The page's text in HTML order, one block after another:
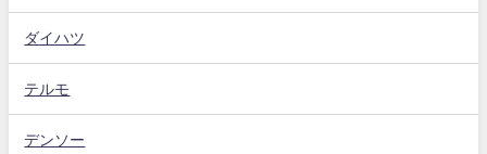
ダイハツ
テルモ
デンソー